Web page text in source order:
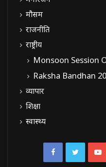
मौसम
राजनीति
राष्ट्रीय
Monsoon Session
Raksha Bandhan
व्यापार
शिक्षा
स्वास्थ्य
FacebookTwitter